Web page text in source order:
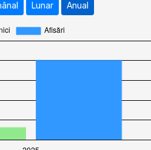
bun rezultat a fost in
2025 – februarie 2026 a
de o scadere
si vara anului 2026,
unici in aprilie
a doua jumatate a
o medie lunara de
Lunar Anual